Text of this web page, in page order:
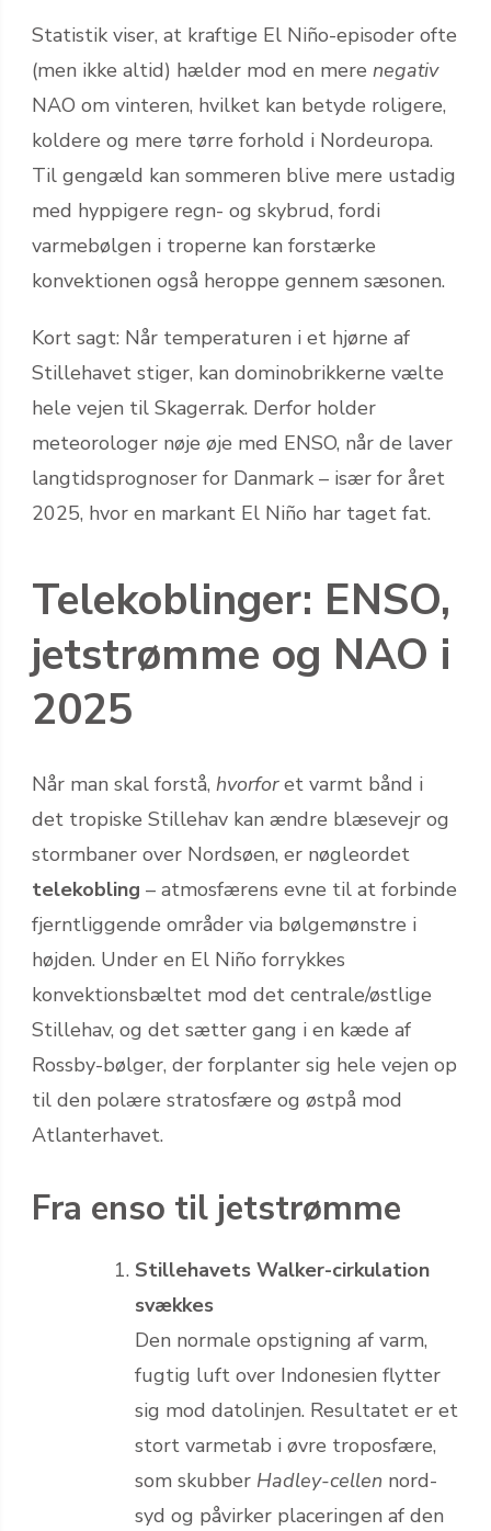
Statistik viser, at kraftige El Niño-episoder ofte
(men ikke altid) hælder mod en mere negativ
NAO om vinteren, hvilket kan betyde roligere,
koldere og mere tørre forhold i Nordeuropa.
Til gengæld kan sommeren blive mere ustadig
med hyppigere regn- og skybrud, fordi
varmebølgen i troperne kan forstærke
konvektionen også heroppe gennem sæsonen.
Kort sagt: Når temperaturen i et hjørne af
Stillehavet stiger, kan dominobrikkerne vælte
hele vejen til Skagerrak. Derfor holder
meteorologer nøje øje med ENSO, når de laver
langtidsprognoser for Danmark – især for året
2025, hvor en markant El Niño har taget fat.
Telekoblinger: ENSO,
jetstrømme og NAO i
2025
Når man skal forstå, hvorforet varmt bånd i
det tropiske Stillehav kan ændre blæsevejr og
stormbaner over Nordsøen, er nøgleordet
telekobling – atmosfærens evne til at forbinde
fjerntliggende områder via bølgemønstre i
højden. Under en El Niño forrykkes
konvektionsbæltet mod det centrale/østlige
Stillehav, og det sætter gang i en kæde af
Rossby-bølger, der forplanter sig hele vejen op
til den polære stratosfære og østpå mod
Atlanterhavet.
Fra enso til jetstrømme
Stillehavets Walker-cirkulation
svækkes
Den normale opstigning af varm,
fugtig luft over Indonesien flytter
sig mod datolinjen. Resultatet er et
stort varmetab i øvre troposfære,
som skubber Hadley-cellen nord-
syd og påvirker placeringen af den